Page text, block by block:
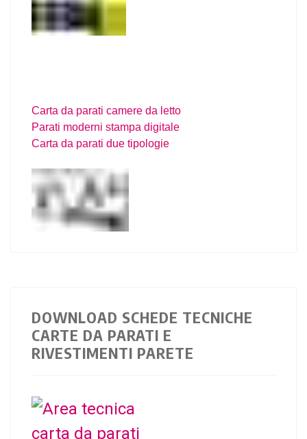
Carta da parati camere da letto
Parati moderni stampa digitale
Carta da parati due tipologie
DOWNLOAD SCHEDE TECNICHE
CARTE DA PARATI E
RIVESTIMENTI PARETE